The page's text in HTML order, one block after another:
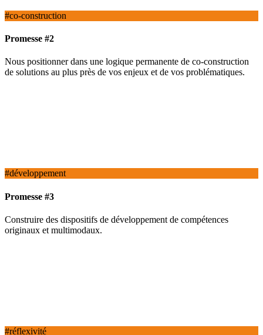
#co-construction
Promesse #2
Nous position ner dans une logique permanente de co-construction
de solutions au plus près de vos enjeux et de vos problématiques.
#développement
Promesse #3
Construire des dispositifs de développement de compétences
originaux et multimodaux.
#réflexivité